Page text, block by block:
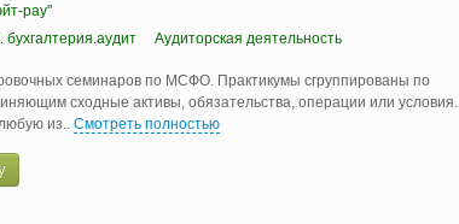
рау"
Аудиторская деятельность
семинаров по МСФО. Практикумы сгруппированы по
сходные активы, обязательства, операции или условия.
из.. Смотреть полностью